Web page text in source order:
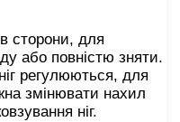
сторони, для
або повністю зняти.
регулюються, для
змінювати нахил
ніг.